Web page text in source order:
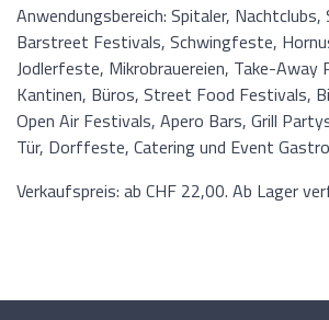
Anwendungsbereich: Spitaler, Nachtclubs,
Barstreet Festivals, Schwingfeste,
Jodlerfeste, Mikrobrauereien, Take-Away
Kantinen, Büros, Street Food Festivals,
Open Air Festivals, Apero Bars, Grill
Tür, Dorffeste, Catering und Event
Verkaufspreis: ab CHF 22,00. Ab Lager